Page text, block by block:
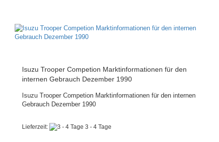
Isuzu Trooper Competion Marktinformationen für den
internen Gebrauch Dezember 1990
Isuzu Trooper Competion Marktinformationen für den internen
Gebrauch Dezember 1990
Lieferzeit: 3 - 4 Tage